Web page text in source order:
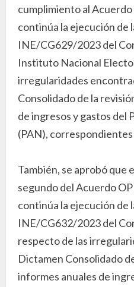
cumplimiento al
continúa la ejecución de
INE/CG629/2023 del
Instituto Nacional
irregularidades
Consolidado de la
de ingresos y gastos del
(PAN),
También, se aprobó que
segundo del Acuerdo
continúa la ejecución de
INE/CG632/2023 del
respecto de las
Dictamen Consolidado
informes anuales de